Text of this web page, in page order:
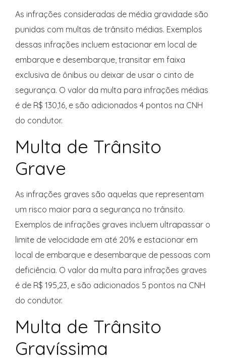
As infrações consideradas de média gravidade são
punidas com multas de trânsito médias. Exemplos
dessas infrações incluem estacionar em local de
embarque e desembarque, transitar em faixa
exclusiva de ônibus ou deixar de usar o cinto de
segurança. O valor da multa para infrações médias
é de R$ 130,16, e são adicionados 4 pontos na CNH
do condutor.
Multa de Trânsito
Grave
As infrações graves são aquelas que representam
um risco maior para a segurança no trânsito.
Exemplos de infrações graves incluem ultrapassar o
limite de velocidade em até 20% e estacionar em
local de embarque e desembarque de pessoas com
deficiência. O valor da multa para infrações graves
é de R$ 195,23, e são adicionados 5 pontos na CNH
do condutor.
Multa de Trânsito
Gravíssima